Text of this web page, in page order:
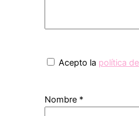
Acepto la política
Nombre *